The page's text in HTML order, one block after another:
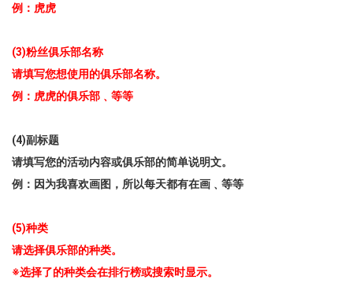
例：虎虎
(3)粉丝俱乐部名称
请填写您想使用的俱乐部名称。
例：虎虎的俱乐部﹑等等
(4)副标题
请填写您的活动内容或俱乐部的简单说明文。
例：因为我喜欢画图，所以每天都有在画﹑等等
(5)种类
请选择俱乐部的种类。
※选择了的种类会在排行榜或搜索时显示。